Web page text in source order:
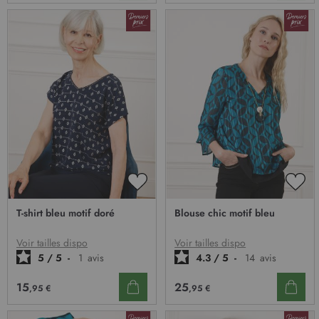
AJOUTER
D’ENVIE
T-shirt bleu motif doré
Voir tailles dispo
5 / 5 - 1 avis
15,95 €
Blouse chic motif bleu
Voir tailles dispo
4.3 / 5 - 14 avis
25,95 €